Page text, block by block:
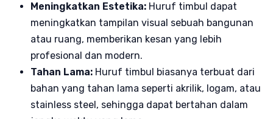
Meningkatkan Estetika: Huruf timbul dapat
meningkatkan tampilan visual sebuah bangunan
atau ruang, memberikan kesan yang lebih
profesional dan modern.
Tahan Lama: Huruf timbul biasanya terbuat dari
bahan yang tahan lama seperti akrilik, logam, atau
stainless steel, sehingga dapat bertahan dalam